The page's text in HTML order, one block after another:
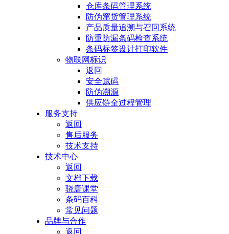
仓库条码管理系统
防伪窜货管理系统
产品质量追溯与召回系统
防重防漏条码检查系统
条码标签设计打印软件
物联网标识
返回
安全赋码
防伪溯源
供应链全过程管理
服务支持
返回
售后服务
技术支持
技术中心
返回
文档下载
骁唐课堂
条码百科
常见问题
品牌与合作
返回